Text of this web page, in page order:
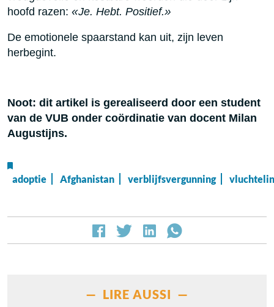
hoofd razen: «Je. Hebt. Positief.»
De emotionele spaarstand kan uit, zijn leven
herbegint.
Noot: dit artikel is gerealiseerd door een student
van de VUB onder coördinatie van docent Milan
Augustijns.
adoptie Afghanistan verblijfsvergunning
— LIRE AUSSI —